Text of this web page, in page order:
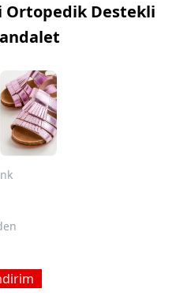
Ortopedik Destekli